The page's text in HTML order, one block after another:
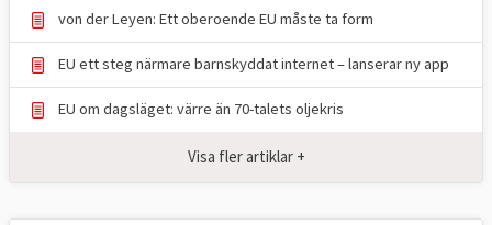
sammanhang.
Kommissionärerna företräder EU
Kommissionen består av en kommissionär
från varje medlemsland. Dessa personer
arbetar för kommissionen och EU som
von der Leyen: Ett oberoende EU måste ta form
EU ett steg närmare barnskyddat internet – lanserar ny app
EU om dagsläget: värre än 70-talets oljekris
Visa fler artiklar +